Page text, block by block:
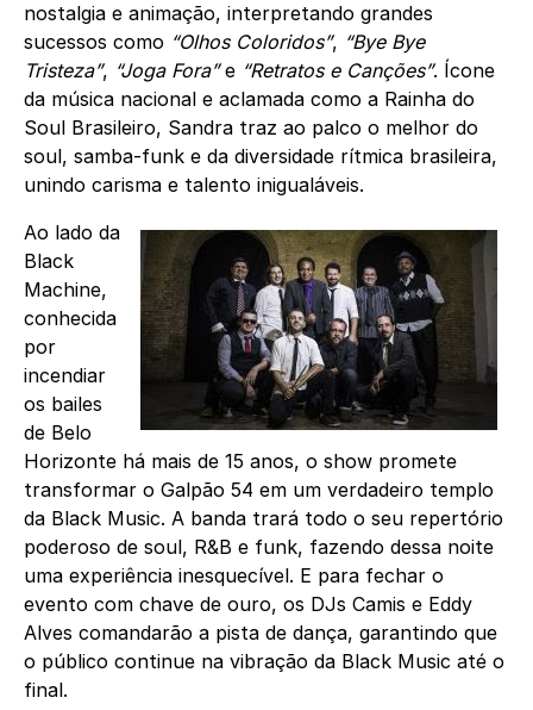
nostalgia e animação, interpretando grandes
sucessos como “Olhos Coloridos”, “Bye Bye
Tristeza”, “Joga Fora”e “Retratos e Canções”. Ícone
da música nacional e aclamada como a Rainha do
Soul Brasileiro, Sandra traz ao palco o melhor do
soul, samba-funk e da diversidade rítmica brasileira,
unindo carisma e talento inigualáveis.
Ao lado da
Black
Machine,
conhecida
por
incendiar
os bailes
de Belo
Horizonte há mais de 15 anos, o show promete
transformar o Galpão 54 em um verdadeiro templo
da Black Music. A banda trará todo o seu repertório
poderoso de soul, R&B e funk, fazendo dessa noite
uma experiência inesquecível. E para fechar o
evento com chave de ouro, os DJs Camis e Eddy
Alves comandarão a pista de dança, garantindo que
o público continue na vibração da Black Music até o
final.